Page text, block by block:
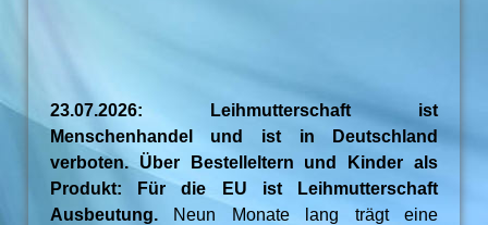
23.07.2026: Leihmutterschaft ist
Menschenhandel und ist in Deutschland
verboten. Über Bestelleltern und Kinder als
Produkt: Für die EU ist Leihmutterschaft
Ausbeutung.Neun Monate lang trägt eine